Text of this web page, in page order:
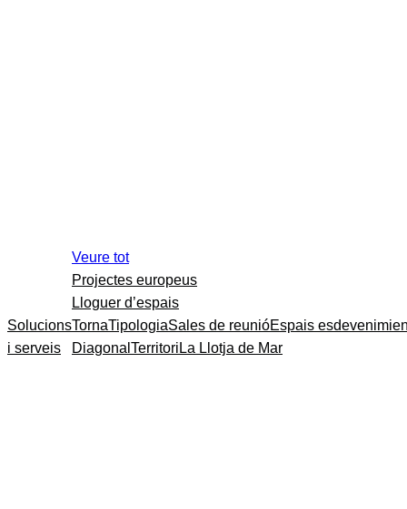
Solucions
i serveis
Veure tot
Projectes europeus
Lloguer d’espais
TornaTipologiaSales de reunióEspais
Diagonal Territori La Llotja de Mar